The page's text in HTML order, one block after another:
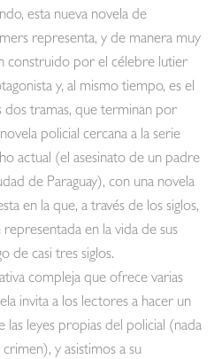
esta nueva novela de
representa, y de manera muy
construido por el célebre lutier
y, al mismo tiempo, es el
tramas, que terminan por
policial cercana a la serie
actual (el asesinato de un padre
de Paraguay), con una novela
en la que, a través de los siglos,
en la vida de sus
de casi tres siglos.
compleja que ofrece varias
invita a los lectores a hacer un
leyes propias del policial (nada
y asistimos a su